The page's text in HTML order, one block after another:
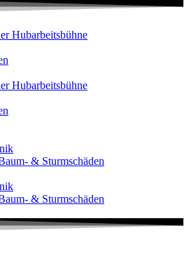
Hubarbeitsbühne
Hubarbeitsbühne
& Sturmschäden
& Sturmschäden